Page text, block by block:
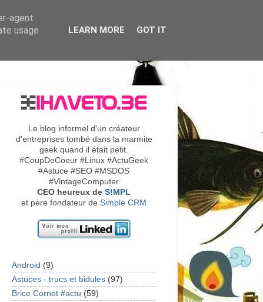
Le blog informel d'un créateur
d'entreprises tombé dans la marmite
geek quand il était petit.
#CoupDeCoeur #Linux #ActuGeek
#Astuce #SEO #MSDOS
#VintageComputer
CEO heureux de S!MPL
et père fondateur de Simple CRM
Android (9)
Astuces - trucs et bidules (97)
Brice Cornet #actu (59)
agent
usage
LEARN MORE GOT IT